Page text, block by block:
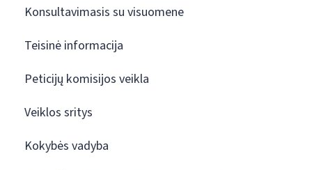
Konsultavimasis su visuomene
Teisinė informacija
Peticijų komisijos veikla
Veiklos sritys
Kokybės vadyba